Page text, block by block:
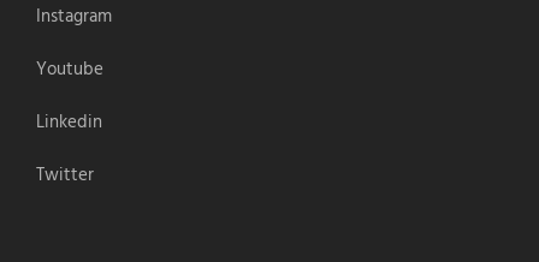
Instagram
Youtube
Linkedin
Twitter